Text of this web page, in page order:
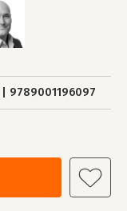
9789001196097